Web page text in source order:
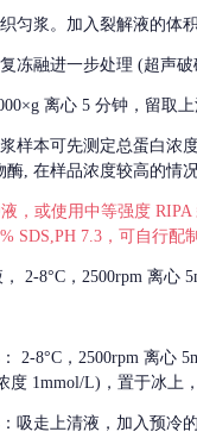
匀浆。加入裂解液的体
冻融进一步处理 (超声破
离心 5 分钟，留取
样本可先测定总蛋白浓
, 在样品浓度较高的情
，或使用中等强度
SDS,PH 7.3，可自行配
2-8°C，2500rpm 离心
2-8°C，2500rpm 离心
度 1mmol/L)，置于冰上
吸走上清液，加入预冷的